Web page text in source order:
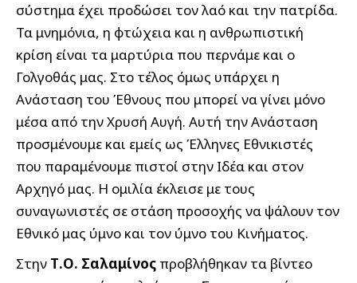
σύστημα έχει προδώσει τον λαό και την πατρίδα.
Τα μνημόνια, η φτώχεια και η ανθρωπιστική
κρίση είναι τα μαρτύρια που περνάμε και ο
Γολγοθάς μας. Στο τέλος όμως υπάρχει η
Ανάσταση του Έθνους που μπορεί να γίνει μόνο
μέσα από την Χρυσή Αυγή. Αυτή την Ανάσταση
προσμένουμε και εμείς ως Έλληνες Εθνικιστές
που παραμένουμε πιστοί στην Ιδέα και στον
Αρχηγό μας. Η ομιλία έκλεισε με τους
συναγωνιστές σε στάση προσοχής να ψάλουν τον
Εθνικό μας ύμνο και τον ύμνο του Κινήματος.
Στην Τ.Ο. Σαλαμίνος προβλήθηκαν τα βίντεο